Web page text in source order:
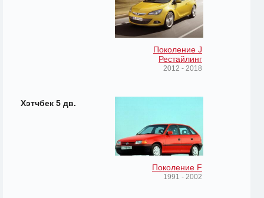
Поколение J
Рестайлинг
2012 - 2018
Хэтчбек 5 дв.
Поколение F
1991 - 2002